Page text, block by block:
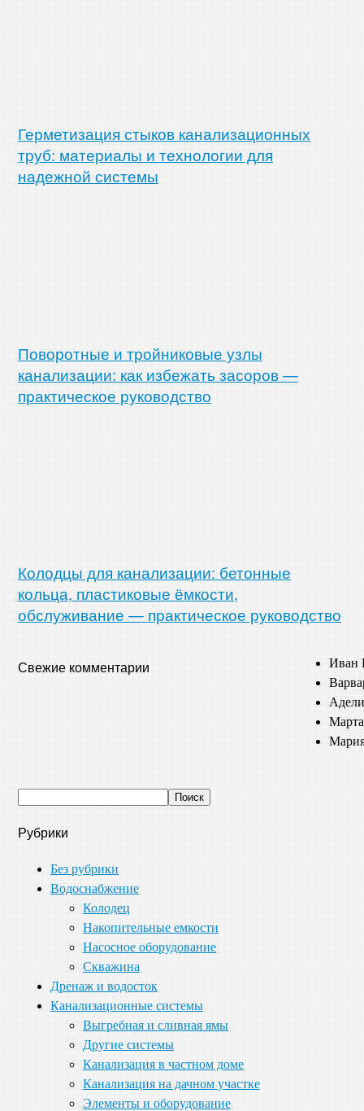
Герметизация стыков канализационных
труб: материалы и технологии для
надежной системы
Поворотные и тройниковые узлы
канализации: как избежать засоров —
практическое руководство
Колодцы для канализации: бетонные
кольца, пластиковые ёмкости,
обслуживание — практическое руководство
Свежие комментарии
Иван
Марта
Рубрики
Без рубрики
Водоснабжение
Колодец
Накопительные емкости
Насосное оборудование
Скважина
Дренаж и водосток
Канализационные системы
Выгребная и сливная ямы
Другие системы
Канализация в частном доме
Канализация на дачном участке
Элементы и оборудование